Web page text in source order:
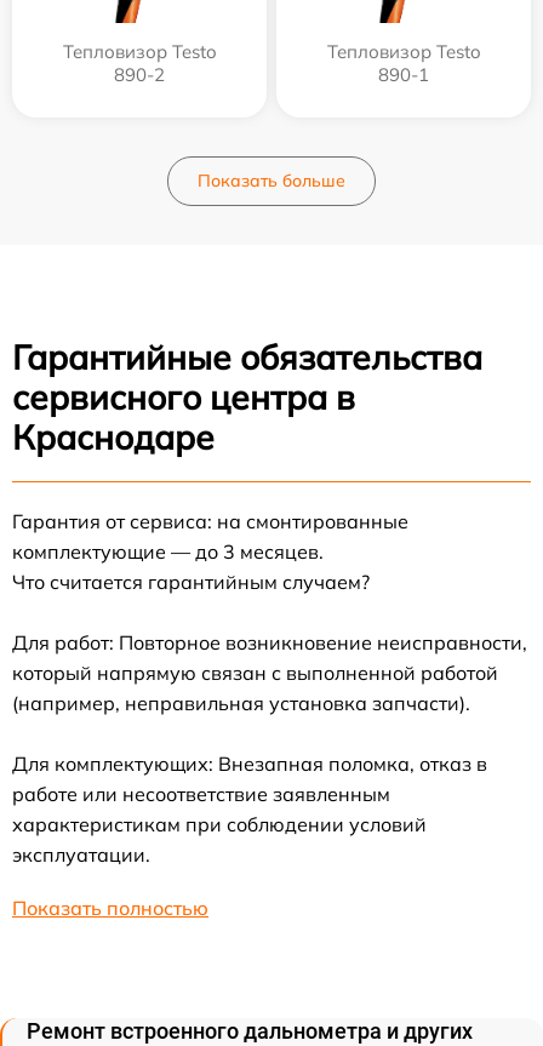
Тепловизор Testo
890-2
Тепловизор Testo
890-1
Показать больше
Гарантийные обязательства
сервисного центра в
Краснодаре
Гарантия от сервиса: на смонтированные
комплектующие — до 3 месяцев.
Что считается гарантийным случаем?
Для работ: Повторное возникновение неисправности,
который напрямую связан с выполненной работой
(например, неправильная установка запчасти).
Для комплектующих: Внезапная поломка, отказ в
работе или несоответствие заявленным
характеристикам при соблюдении условий
эксплуатации.
Показать полностью
Ремонт встроенного дальнометра и других